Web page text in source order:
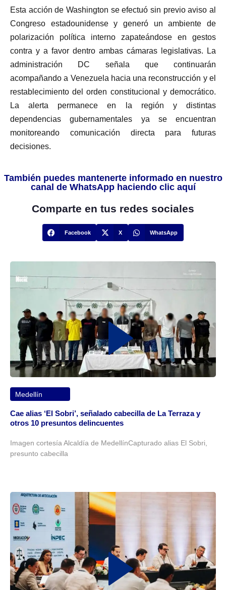
Esta acción de Washington se efectuó sin previo aviso al
Congreso estadounidense y generó un ambiente de
polarización política interno zapateándose en gestos
contra y a favor dentro ambas cámaras legislativas. La
administración DC señala que continuarán
acompañando a Venezuela hacia una reconstrucción y el
restablecimiento del orden constitucional y democrático.
La alerta permanece en la región y distintas
dependencias gubernamentales ya se encuentran
monitoreando comunicación directa para futuras
decisiones.
También puedes mantenerte informado en nuestro
canal de WhatsApp haciendo clic aquí
Comparte en tus redes sociales
Facebook X WhatsApp
Medellín
Cae alias ‘El Sobri’, señalado cabecilla de La Terraza y
otros 10 presuntos delincuentes
Imagen cortesía Alcaldía de MedellínCapturado alias El Sobri,
presunto cabecilla